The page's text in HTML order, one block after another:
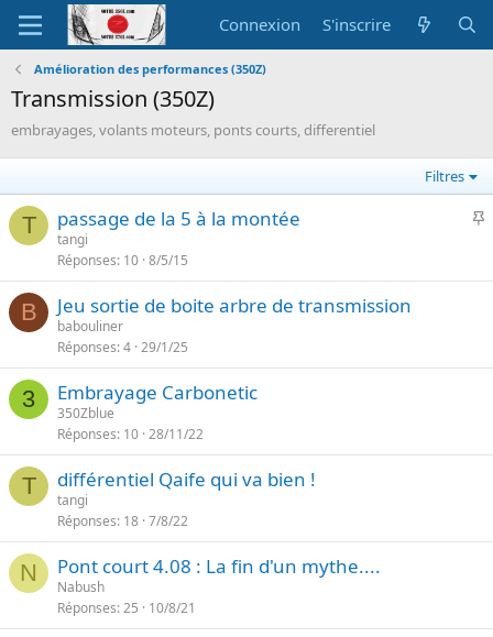
Connexion S'inscrire
Amélioration des performances (350Z)
Transmission (350Z)
embrayages, volants moteurs, ponts courts, differentiel
Filtres
T
I
o
passage de la 5 à la montée
tangi
Réponses 10 8/5/15
B Jeu sortie de boite arbre de transmission
babouliner
Réponses 4 29/1/25
3 Embrayage Carbonetic
350Zblue
Réponses 10 28/11/22
T différentiel Qaife qui va bien !
tangi
Réponses 18 7/8/22
N Pont court 4.08 : La fin d'un mythe....
Nabush
Réponses 25 10/8/21